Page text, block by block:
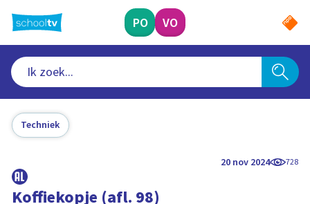
naar
hoofdinhoud
PO VO
Techniek
20 nov 2024 728
Koffiekopje (afl. 98)